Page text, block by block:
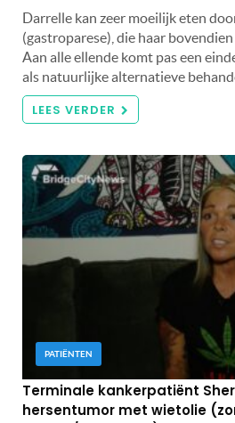
Darrelle kan zeer moeilijk eten
(gastroparese), die haar
Aan alle ellende komt pas een
als natuurlijke alternatieve
LEES VERDER
PATIËNTEN
Terminale kankerpatiënt
hersentumor met wietolie